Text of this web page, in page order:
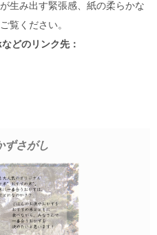
生み出す緊張感、紙の柔らかな
覧ください。
どのリンク先：
ずさがし